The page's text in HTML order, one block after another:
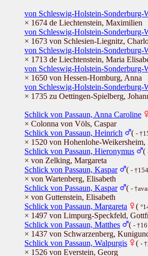
von Schleswig-Holstein-Sonderburg-
× 1674 de Liechtenstein, Maximilien
von Schleswig-Holstein-Sonderburg-
× 1673 von Schlesien-Liegnitz,
von Schleswig-Holstein-Sonderburg-
× 1713 de Liechtenstein, Maria
von Schleswig-Holstein-
× 1650 von Hessen-Homburg, Anna
von Schleswig-Holstein-Sonderburg-
× 1735 zu Oettingen-Spielberg,
Schlick von Passaun, Anna Caroline
× Colonna von Völs, Caspar
Schlick von Passaun, Heinrich
( -
× 1520 von Hohenlohe-
Schlick von Passaun, Hieronymus
(
× von Zelking, Margareta
Schlick von Passaun, Kaspar
( -
× von Wartenberg, Elisabeth
Schlick von Passaun, Kaspar
( -
× von Guttenstein, Elisabeth
Schlick von Passaun, Margareta
(
× 1497 von Limpurg-Speckfeld,
Schlick von Passaun, Matthes
( -
× 1437 von Schwarzenberg,
Schlick von Passaun, Walpurgis
( -
× 1526 von Everstein, Georg